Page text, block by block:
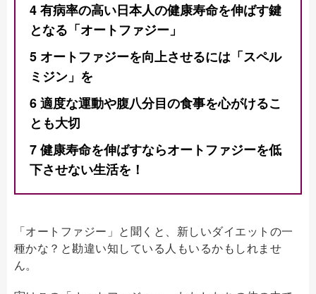
4有病率の高い日本人の健康寿命を伸ばす鍵
となる「オートファジー」
5 オートファジーを向上させるには「スペル
ミジン」を
6適度な運動や腹八分目の食事を心がけるこ
とも大切
7健康寿命を伸ばすならオートファジーを低
下させない生活を！
「オートファジー」と聞くと、新しいダイエットの一
種かな？と勘違い知している人もいるかもしれませ
ん。